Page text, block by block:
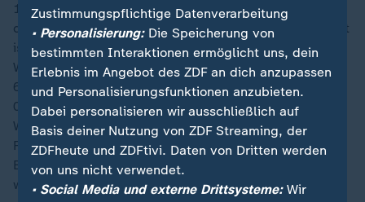
15 Metern frei zum Abschluss. Henderson ist gegen
den Abschluss flach rechts erneut ohne Chance. Somit
ist es Tor Nummer zehn für den Stürmer bei dieser WM.
Was ist noch drin für Frankreich in der Schlussphase?
65′
00:28
Wieso nicht? Upamecano hat in zweiter Reihe viele
Freiheiten und drückt einfach mal mit rechts ab. Der
Ball segelt flach aber per Aufsetzer auf das linke Eck,
wohin Henderson bereits unterwegs ist und die Kugel
Zustimmungspflichtige Datenverarbeitung
• Personalisierung:Die Speicherung von
bestimmten Interaktionen ermöglicht uns, dein
Erlebnis im Angebot des ZDF an dich anzupassen
und Personalisierungsfunktionen anzubieten.
Dabei personalisieren wir ausschließlich auf
Basis deiner Nutzung von ZDF Streaming, der
ZDFheute und ZDFtivi. Daten von Dritten werden
von uns nicht verwendet.
• Social Media und externe Drittsysteme:Wir